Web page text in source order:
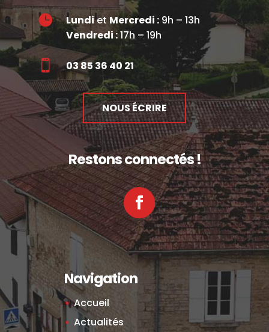
 Lundiet Mercredi :9h – 13h
Vendredi :17h – 19h
 03 85 36 40 21
NOUS ÉCRIRE
Restons connectés !
Facebook
Navigation
Accueil
Actualités